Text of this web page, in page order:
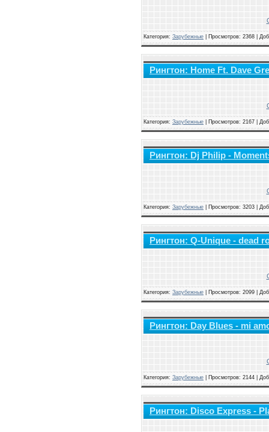
Категория: Зарубежные Просмотров: 2368 |
Рингтон: Home Ft. Dave
Категория: Зарубежные Просмотров: 2167 |
Рингтон: Dj Philip -
Категория: Зарубежные Просмотров: 3203 |
Рингтон: Q-Unique - dead
Категория: Зарубежные Просмотров: 2099 |
Рингтон: Day Blues - mi
Категория: Зарубежные Просмотров: 2144 |
Рингтон: Disco Express -